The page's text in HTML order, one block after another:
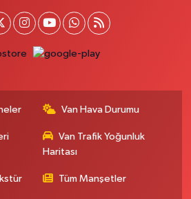
Sk.No:93 3-4
Yol Tarifi Al
GÖRENTAŞ BULVARI NO:57Çağdaş fırının
Van Hava Durumu
Van Trafik Yoğunluk
Haritası
Tüm Manşetler